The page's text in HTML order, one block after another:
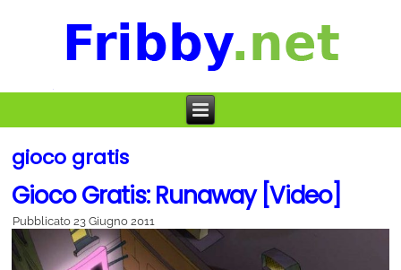
gioco gratis
Gioco Gratis: Runaway [Video]
Pubblicato 23 Giugno 2011